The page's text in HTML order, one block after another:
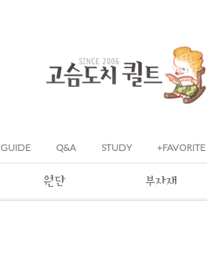
GUIDE Q&A STUDY +FAVORITE
원단 부자재